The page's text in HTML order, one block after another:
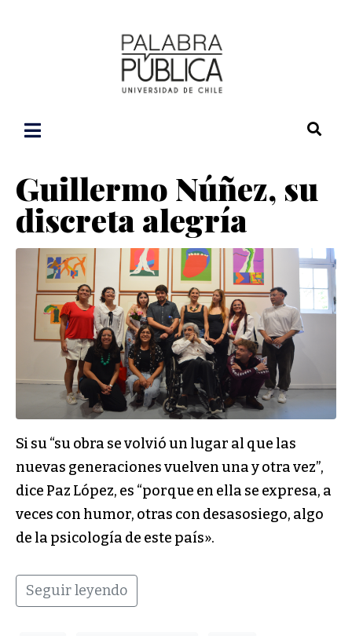
Guillermo Núñez, su
discreta alegría
Si su “su obra se volvió un lugar al que las
nuevas generaciones vuelven una y otra vez”,
dice Paz López, es “porque en ella se expresa, a
veces con humor, otras con desasosiego, algo
de la psicología de este país».
Seguir leyendo